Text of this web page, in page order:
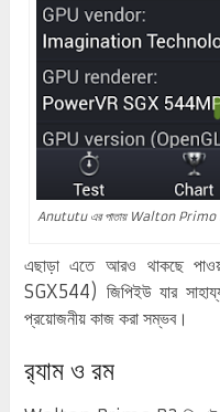
Anututu এর পাতায় Walton Primo
এছাড়া এতে আরও থাকছে
SGX544) জিপিইউ যার
প্রয়োজনীয় কাজ করা সম্ভব।
র‍্যাম ও রম